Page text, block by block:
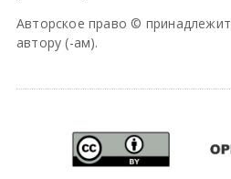
Авторское право © принадлежит
автору (-ам).